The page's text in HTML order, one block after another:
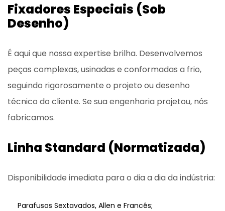
Fixadores Especiais (Sob
Desenho)
É aqui que nossa expertise brilha. Desenvolvemos
peças complexas, usinadas e conformadas a frio,
seguindo rigorosamente o projeto ou desenho
técnico do cliente. Se sua engenharia projetou, nós
fabricamos.
Linha Standard (Normatizada)
Disponibilidade imediata para o dia a dia da indústria:
Parafusos Sextavados, Allen e Francês;